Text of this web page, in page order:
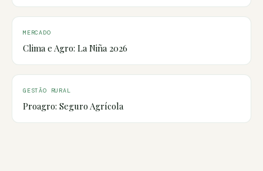
MERCADO
Clima e Agro: La Niña 2026
GESTÃO RURAL
Proagro: Seguro Agrícola